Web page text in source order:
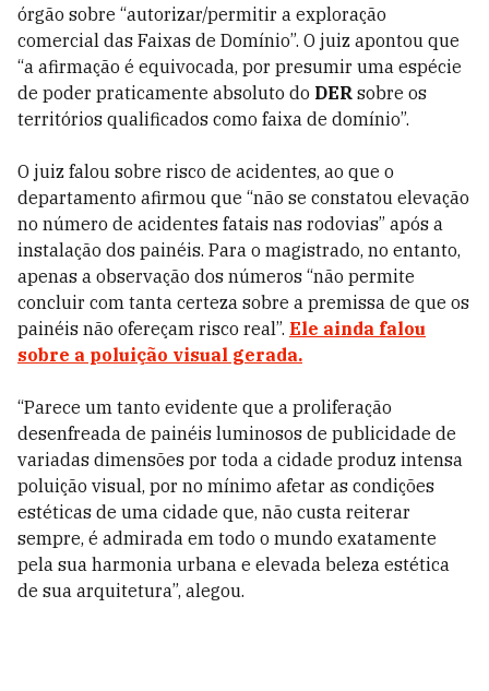
órgão sobre “autorizar/permitir a exploração
comercial das Faixas de Domínio”. O juiz apontou que
“a afirmação é equivocada, por presumir uma espécie
de poder praticamente absoluto do DER sobre os
territórios qualificados como faixa de domínio”.
O juiz falou sobre risco de acidentes, ao que o
departamento afirmou que “não se constatou elevação
no número de acidentes fatais nas rodovias” após a
instalação dos painéis. Para o magistrado, no entanto,
apenas a observação dos números “não permite
concluir com tanta certeza sobre a premissa de que os
painéis não ofereçam risco real”. Ele ainda falou
sobre a poluição visual gerada.
“Parece um tanto evidente que a proliferação
desenfreada de painéis luminosos de publicidade de
variadas dimensões por toda a cidade produz intensa
poluição visual, por no mínimo afetar as condições
estéticas de uma cidade que, não custa reiterar
sempre, é admirada em todo o mundo exatamente
pela sua harmonia urbana e elevada beleza estética
de sua arquitetura”, alegou.